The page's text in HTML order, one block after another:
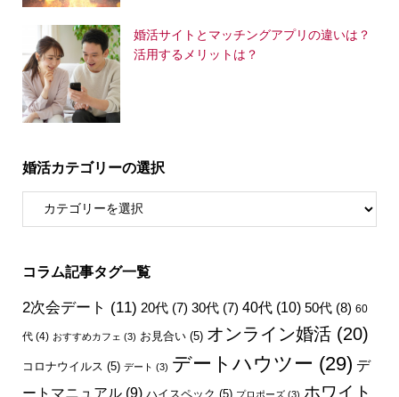
婚活サイトとマッチングアプリの違いは？
活用するメリットは？
婚活カテゴリーの選択
コラム記事タグ一覧
2次会デート (11) 20代(7) 30代(7) 40代 (10) 50代(8) 60
代(4) おすすめカフェ (3) お見合い(5) オンライン婚活(20)
コロナウイルス (5) デート (3) デートハウツー (29) デ
ートマニュアル(9) ハイスペック (5) プロポーズ(3) ホワイト